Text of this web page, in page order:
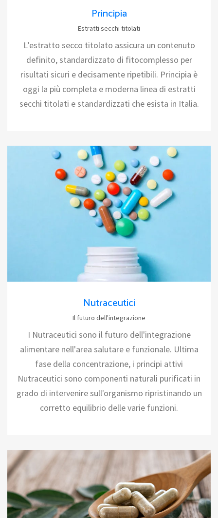
Principia
Estratti secchi titolati
L’estratto secco titolato assicura un contenuto
definito, standardizzato di fitocomplesso per
risultati sicuri e decisamente ripetibili. Principia è
oggi la più completa e moderna linea di estratti
secchi titolati e standardizzati che esista in Italia.
Nutraceutici
Il futuro dell'integrazione
I Nutraceutici sono il futuro dell'integrazione
alimentare nell'area salutare e funzionale. Ultima
fase della concentrazione, i principi attivi
Nutraceutici sono componenti naturali purificati in
grado di intervenire sull'organismo ripristinando un
corretto equilibrio delle varie funzioni.